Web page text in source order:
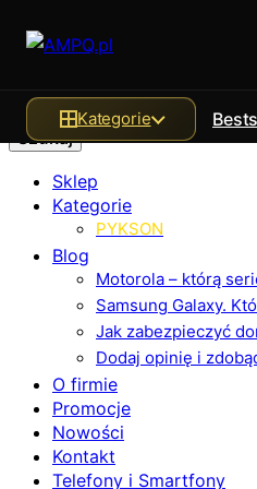
Szukaj
Sklep
Kategorie
PYKSON
Blog
Motorola – którą
Samsung Galaxy.
Jak zabezpieczyć
Dodaj opinię i
O firmie
Promocje
Nowości
Kontakt
Telefony i Smartfony
Kategorie